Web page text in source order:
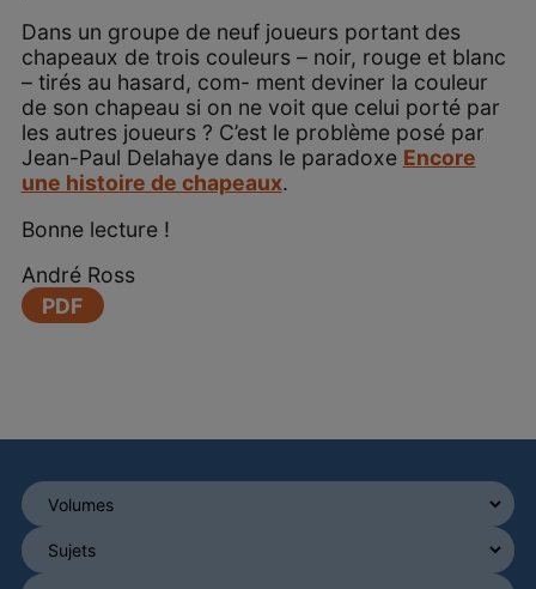
Dans un groupe de neuf joueurs portant des
chapeaux de trois couleurs – noir, rouge et blanc
– tirés au hasard, com- ment deviner la couleur
de son chapeau si on ne voit que celui porté par
les autres joueurs ? C’est le problème posé par
Jean-Paul Delahaye dans le paradoxe Encore
une histoire de chapeaux.
Bonne lecture !
André Ross
PDF